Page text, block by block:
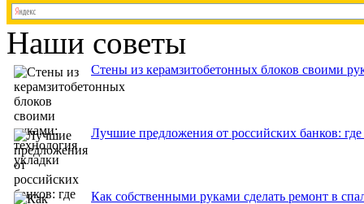
Наши советы
Стены из керамзитобетонных блоков своими
Лучшие предложения от российских банков:
Как собственными руками сделать ремонт в